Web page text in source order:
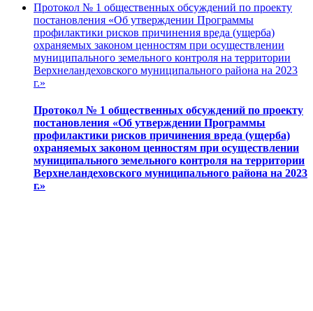
Протокол № 1 общественных обсуждений по проекту
постановления «Об утверждении Программы
профилактики рисков причинения вреда (ущерба)
охраняемых законом ценностям при осуществлении
муниципального земельного контроля на территории
Верхнеландеховского муниципального района на 2023
г.»
Протокол № 1 общественных обсуждений по проекту
постановления «Об утверждении Программы
профилактики рисков причинения вреда (ущерба)
охраняемых законом ценностям при осуществлении
муниципального земельного контроля на территории
Верхнеландеховского муниципального района на 2023
г.»